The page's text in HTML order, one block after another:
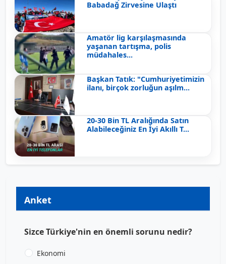
Babadağ Zirvesine Ulaştı
Amatör lig karşılaşmasında
yaşanan tartışma, polis
müdahales...
Başkan Tatık: "Cumhuriyetimizin
ilanı, birçok zorluğun aşılm...
20-30 Bin TL Aralığında Satın
Alabileceğiniz En İyi Akıllı T...
Anket
Sizce Türkiye'nin en önemli sorunu nedir?
Ekonomi